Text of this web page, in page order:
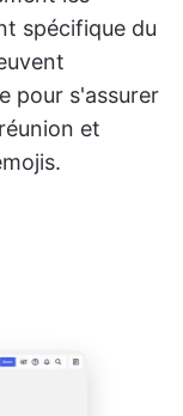
spécifique du
pour s'assurer
et